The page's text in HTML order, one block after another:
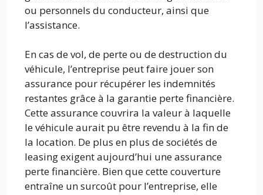
ou personnels du conducteur, ainsi que
l’assistance.
En cas de vol, de perte ou de destruction du
véhicule, l’entreprise peut faire jouer son
assurance pour récupérer les indemnités
restantes grâce à la garantie perte financière.
Cette assurance couvrira la valeur à laquelle
le véhicule aurait pu être revendu à la fin de
la location. De plus en plus de sociétés de
leasing exigent aujourd’hui une assurance
perte financière. Bien que cette couverture
entraîne un surcoût pour l’entreprise, elle